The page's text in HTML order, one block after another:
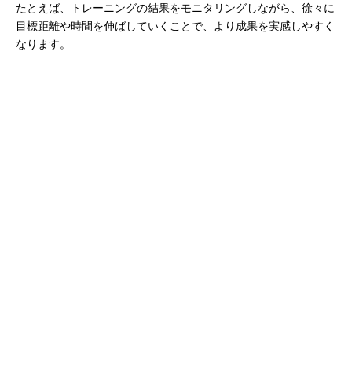
たとえば、トレーニングの結果をモニタリングしながら、徐々に
目標距離や時間を伸ばしていくことで、より成果を実感しやすく
なります。